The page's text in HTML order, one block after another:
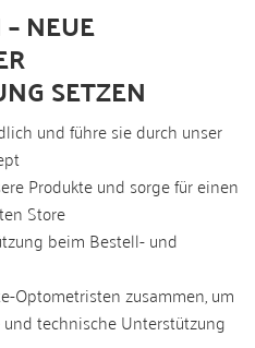
NEUE
SETZEN
und führe sie durch unser
Produkte und sorge für einen
Store
beim Bestell- und
Optometristen zusammen, um
technische Unterstützung